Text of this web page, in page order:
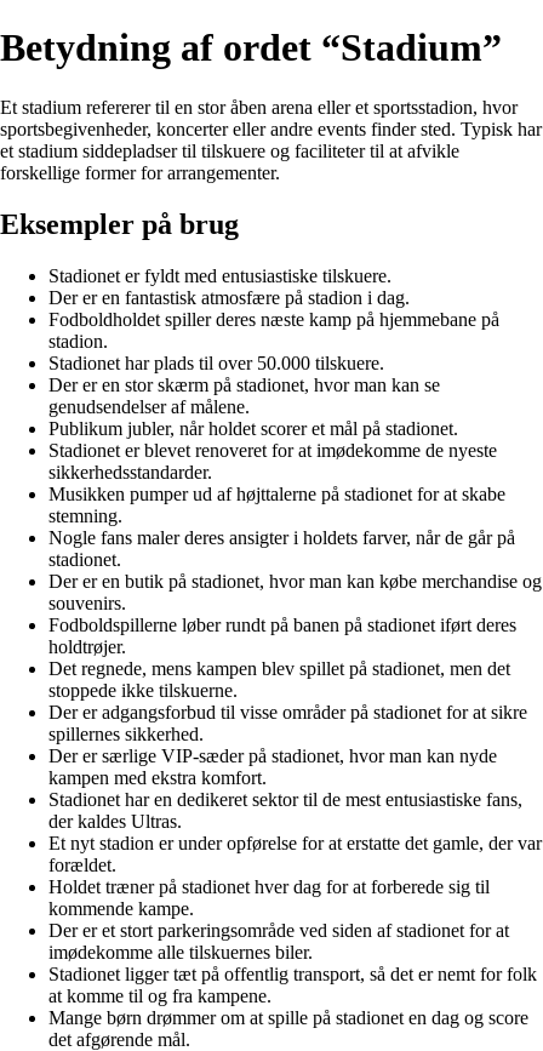
Betydning af ordet “Stadium”
Et stadium refererer til en stor åben arena eller et sportsstadion, hvor
sportsbegivenheder, koncerter eller andre events finder sted. Typisk har
et stadium siddepladser til tilskuere og faciliteter til at afvikle
forskellige former for arrangementer.
Eksempler på brug
Stadionet er fyldt med entusiastiske tilskuere.
Der er en fantastisk atmosfære på stadion i dag.
Fodboldholdet spiller deres næste kamp på hjemmebane på
stadion.
Stadionet har plads til over 50.000 tilskuere.
Der er en stor skærm på stadionet, hvor man kan se
genudsendelser af målene.
Publikum jubler, når holdet scorer et mål på stadionet.
Stadionet er blevet renoveret for at imødekomme de nyeste
sikkerhedsstandarder.
Musikken pumper ud af højttalerne på stadionet for at skabe
stemning.
Nogle fans maler deres ansigter i holdets farver, når de går på
stadionet.
Der er en butik på stadionet, hvor man kan købe merchandise og
souvenirs.
Fodboldspillerne løber rundt på banen på stadionet iført deres
holdtrøjer.
Det regnede, mens kampen blev spillet på stadionet, men det
stoppede ikke tilskuerne.
Der er adgangsforbud til visse områder på stadionet for at sikre
spillernes sikkerhed.
Der er særlige VIP-sæder på stadionet, hvor man kan nyde
kampen med ekstra komfort.
Stadionet har en dedikeret sektor til de mest entusiastiske fans,
der kaldes Ultras.
Et nyt stadion er under opførelse for at erstatte det gamle, der var
forældet.
Holdet træner på stadionet hver dag for at forberede sig til
kommende kampe.
Der er et stort parkeringsområde ved siden af stadionet for at
imødekomme alle tilskuernes biler.
Stadionet ligger tæt på offentlig transport, så det er nemt for folk
at komme til og fra kampene.
Mange børn drømmer om at spille på stadionet en dag og score
det afgørende mål.